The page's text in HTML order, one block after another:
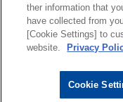
各種サービスの個人情報
サイトマップ
ELECTRONICS
ther information that
have collected from
[Cookie Settings] to
website.
Privacy
Cookie